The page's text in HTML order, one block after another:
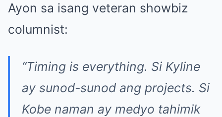
Ayon sa isang veteran showbiz
columnist:
“Timing is everything. Si Kyline
ay sunod-sunod ang projects. Si
Kobe naman ay medyo tahimik